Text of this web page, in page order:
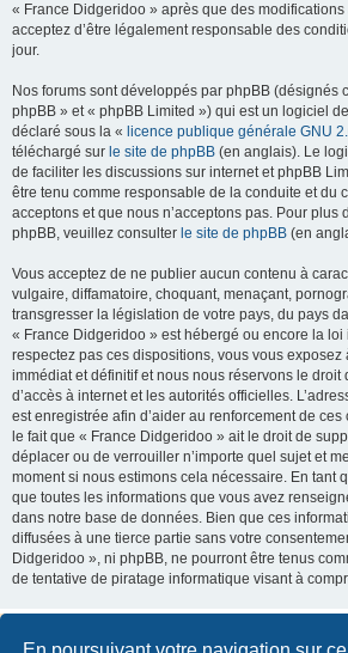
« France Didgeridoo » après que des
acceptez d’être légalement responsable des
jour.
Nos forums sont développés par phpBB (désignés
phpBB » et « phpBB Limited ») qui est un logiciel
déclaré sous la « licence publique générale GNU
téléchargé sur le site de phpBB (en anglais). Le
de faciliter les discussions sur internet et phpBB
être tenu comme responsable de la conduite et du
acceptons et que nous n’acceptons pas. Pour plus
phpBB, veuillez consulter le site de phpBB (en
Vous acceptez de ne publier aucun contenu à
vulgaire, diffamatoire, choquant, menaçant,
transgresser la législation de votre pays, du pays
« France Didgeridoo » est hébergé ou encore la
respectez pas ces dispositions, vous vous exposez
immédiat et définitif et nous nous réservons le droit
d’accès à internet et les autorités officielles.
est enregistrée afin d’aider au renforcement de
le fait que « France Didgeridoo » ait le droit de
déplacer ou de verrouiller n’importe quel sujet et
moment si nous estimons cela nécessaire. En tant
que toutes les informations que vous avez
dans notre base de données. Bien que ces
diffusées à une tierce partie sans votre
Didgeridoo », ni phpBB, ne pourront être tenus
de tentative de piratage informatique visant à